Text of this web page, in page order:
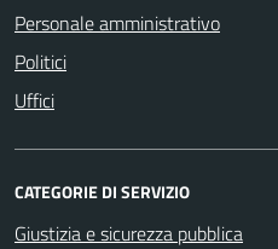
Personale amministrativo
Politici
Uffici
CATEGORIE DI SERVIZIO
Giustizia e sicurezza pubblica